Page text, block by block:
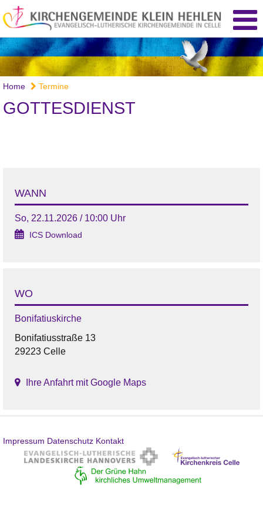
Home Termine
GOTTESDIENST
WANN
So, 22.11.2026 / 10:00 Uhr
ICS Download
WO
Bonifatiuskirche
Bonifatiusstraße 13
29223 Celle
Ihre Anfahrt mit Google Maps
Impressum Datenschutz Kontakt